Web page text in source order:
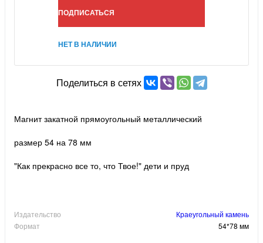
ПОДПИСАТЬСЯ
НЕТ В НАЛИЧИИ
Поделиться в сетях
Магнит закатной прямоугольный металлический
размер 54 на 78 мм
"Как прекрасно все то, что Твое!" дети и пруд
Издательство
Краеугольный камень
Формат
54*78 мм